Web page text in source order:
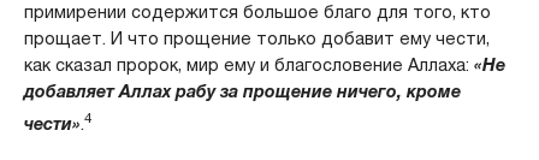
примирении содержится большое благо для того, кто
прощает. И что прощение только добавит ему чести,
как сказал пророк, мир ему и благословение Аллаха: «Не
добавляет Аллах рабу за прощение ничего, кроме
чести».4